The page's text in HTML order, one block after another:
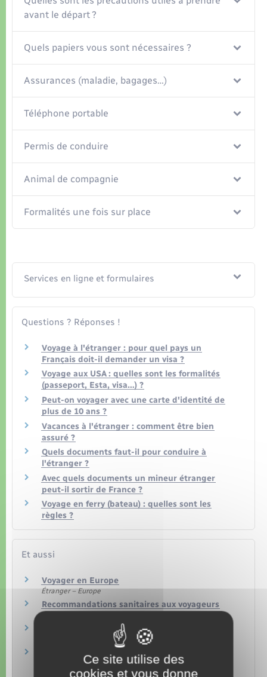
avant le départ ?
Quels papiers vous sont nécessaires ?
Assurances (maladie, bagages…)
Téléphone portable
Permis de conduire
Animal de compagnie
Formalités une fois sur place
Services en ligne et formulaires
Questions ? Réponses !
Voyage à l'étranger : pour quel pays un
Français doit-il demander un visa ?
Voyage aux USA : quelles sont les formalités
(passeport, Esta, visa…) ?
Peut-on voyager avec une carte d'identité de
plus de 10 ans ?
Vacances à l'étranger : comment être bien
assuré ?
Quels documents faut-il pour conduire à
l'étranger ?
Avec quels documents un mineur étranger
peut-il sortir de France ?
Voyage en ferry (bateau) : quelles sont les
règles ?
Et aussi
Voyager en Europe
Étranger – Europe
Recommandations sanitaires aux voyageurs
Autorisation de sortie du territoire (AST)
Remboursement des soins à l'étranger
(vacances ou court séjour)
Social – Santé
Ce site utilise des
cookies et vous donne